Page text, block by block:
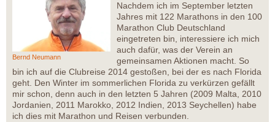
Bernd Neumann
Nachdem ich im September letzten
Jahres mit 122 Marathons in den 100
Marathon Club Deutschland
eingetreten bin, interessiere ich mich
auch dafür, was der Verein an
gemeinsamen Aktionen macht. So
bin ich auf die Clubreise 2014 gestoßen, bei der es nach Florida
geht. Den Winter im sommerlichen Florida zu verkürzen gefällt
mir schon, denn auch in den letzten 5 Jahren (2009 Malta, 2010
Jordanien, 2011 Marokko, 2012 Indien, 2013 Seychellen) habe
ich dies mit Marathon und Reisen verbunden.